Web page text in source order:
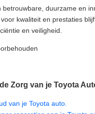
duurzame en
kwaliteit en prestaties
en veiligheid.
Zorg van je Toyota
van je Toyota auto.